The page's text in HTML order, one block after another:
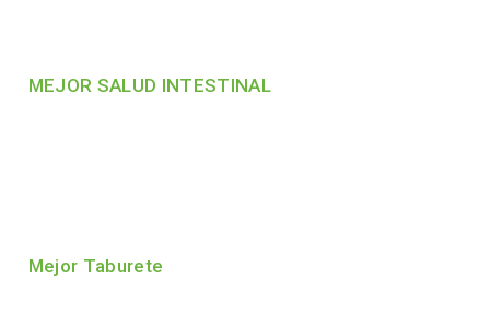
MEJOR SALUD INTESTINAL
Mejor Taburete